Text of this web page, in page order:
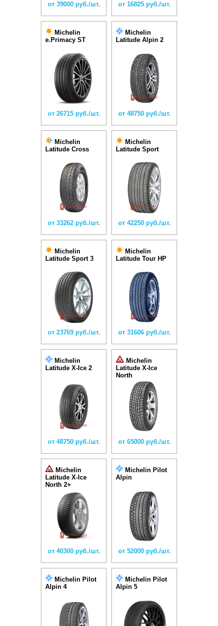
от 39000 руб./шт. от 16825 руб./шт.
Michelin
e.Primacy ST
от 26715 руб./шт.
Michelin
Latitude Alpin 2
от 48750 руб./шт.
Michelin
Latitude Cross
от 33262 руб./шт.
Michelin
Latitude Sport
от 42250 руб./шт.
Michelin
Latitude Sport 3
от 23769 руб./шт.
Michelin
Latitude Tour HP
от 31606 руб./шт.
Michelin
Latitude X-Ice 2
от 48750 руб./шт.
Michelin
Latitude X-Ice
North
от 65000 руб./шт.
Michelin
Latitude X-Ice
North 2+
от 40300 руб./шт.
Michelin Pilot
Alpin
от 52000 руб./шт.
Michelin Pilot
Alpin 4
Michelin Pilot
Alpin 5